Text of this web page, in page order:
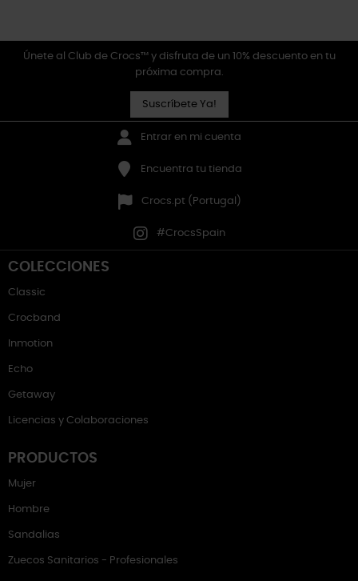
Únete al Club de Crocs™ y disfruta de un 10% descuento en tu
próxima compra.
Suscríbete Ya!
Entrar en mi cuenta
Encuentra tu tienda
Crocs.pt (Portugal)
#CrocsSpain
COLECCIONES
Classic
Crocband
Inmotion
Echo
Getaway
Licencias y Colaboraciones
PRODUCTOS
Mujer
Hombre
Sandalias
Zuecos Sanitarios - Profesionales